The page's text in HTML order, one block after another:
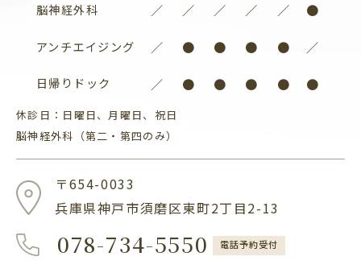
脳神経外科 ／ ／ ／ ／ ／ ●
アンチエイジング ／ ● ● ● ● ／
日帰りドック ／ ● ● ● ● ●
休診日：日曜日、月曜日、祝日
脳神経外科（第二・第四のみ）
〒654-0033
兵庫県神戸市須磨区東町2丁目2-13
078-734-5550 電話予約受付